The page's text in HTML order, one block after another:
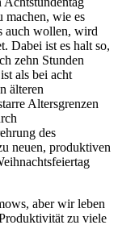
machen, wie es
auch wollen, wird
Dabei ist es halt so,
zehn Stunden
als bei acht
älteren
Altersgrenzen
des
neuen, produktiven
aber wir leben
zu viele